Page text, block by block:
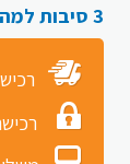
3 סיבות למה לעבור לפעמית אונליין: